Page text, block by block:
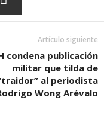
Artículo siguiente
condena publicación
militar que tilda de
al periodista
Wong Arévalo